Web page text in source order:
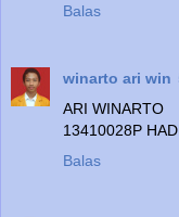
Balas
winarto ari win
ARI WINARTO
13410028P
Balas